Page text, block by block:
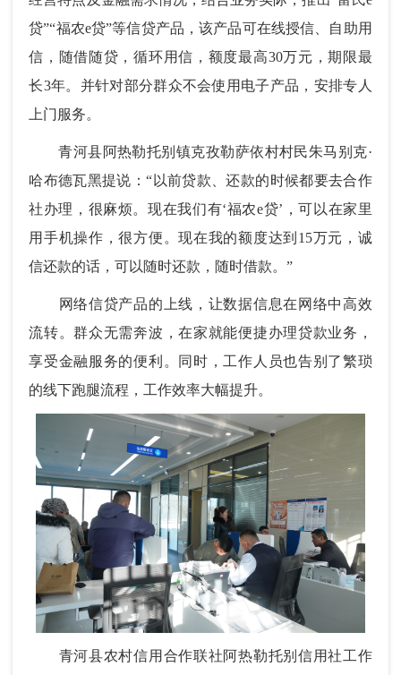
贷”“福农e贷”等信贷产品，该产品可在线授信、自助用
信，随借随贷，循环用信，额度最高30万元，期限最
长3年。并针对部分群众不会使用电子产品，安排专人
上门服务。
青河县阿热勒托别镇克孜勒萨依村村民朱马别克·
哈布德瓦黑提说：“以前贷款、还款的时候都要去合作
社办理，很麻烦。现在我们有‘福农e贷’，可以在家里
用手机操作，很方便。现在我的额度达到15万元，诚
信还款的话，可以随时还款，随时借款。”
网络信贷产品的上线，让数据信息在网络中高效
流转。群众无需奔波，在家就能便捷办理贷款业务，
享受金融服务的便利。同时，工作人员也告别了繁琐
的线下跑腿流程，工作效率大幅提升。
青河县农村信用合作联社阿热勒托别信用社工作